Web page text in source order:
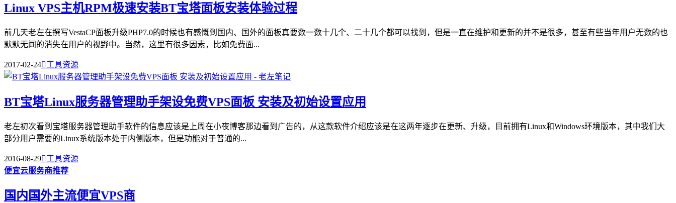
Linux VPS主机RPM极速安装BT宝塔面板安装体验过程
前几天老左在撰写VestaCP面板升级PHP7.0的时候也有感慨到国内、国外的面板真要数一数十几个、二十几个都可以找到，但是一直在维护和更新的并不是很多，甚至有些当年用户无数的也
默默无闻的消失在用户的视野中。当然，这里有很多因素，比如免费面...
2017-02-24工具资源
BT宝塔Linux服务器管理助手架设免费VPS面板 安装及初始设置应用
老左初次看到宝塔服务器管理助手软件的信息应该是上周在小夜博客那边看到广告的，从这款软件介绍应该是在这两年逐步在更新、升级，目前拥有Linux和Windows环境版本，其中我们大
部分用户需要的Linux系统版本处于内侧版本，但是功能对于普通的...
2016-08-29工具资源
便宜云服务商推荐
国内国外主流便宜VPS商